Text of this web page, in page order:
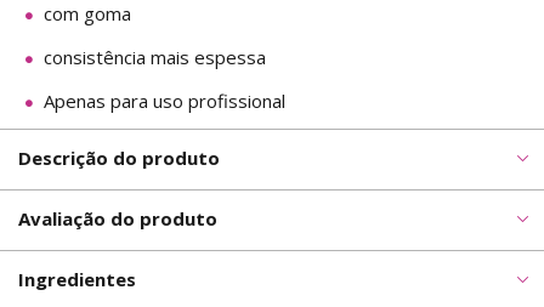
com goma
consistência mais espessa
Apenas para uso profissional
Descrição do produto
Avaliação do produto
Ingredientes